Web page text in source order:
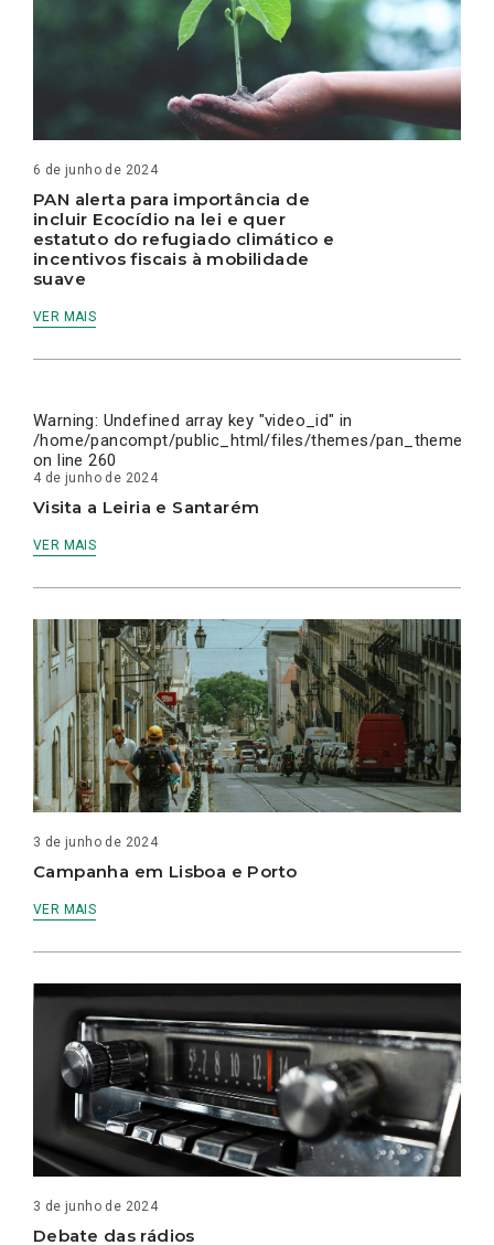
6 de junho de 2024
PAN alerta para importância de
incluir Ecocídio na lei e quer
estatuto do refugiado climático e
incentivos fiscais à mobilidade
suave
VER MAIS
Warning: Undefined array key "video_id" in
/home/pancompt/public_html/files/themes/pan_theme/
on line260
4 de junho de 2024
Visita a Leiria e Santarém
VER MAIS
3 de junho de 2024
Campanha em Lisboa e Porto
VER MAIS
3 de junho de 2024
Debate das rádios